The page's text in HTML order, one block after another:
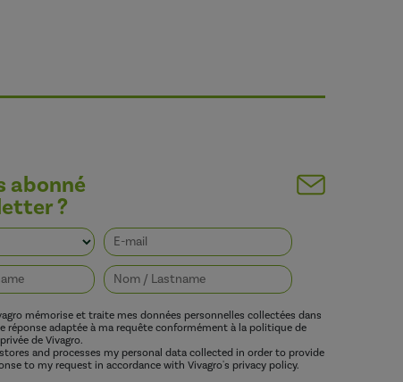
abonné
?
mémorise et traite mes données personnelles collectées dans
réponse adaptée à ma requête conformément à la politique de
de Vivagro.
and processes my personal data collected in order to provide
to my request in accordance with Vivagro's privacy policy.